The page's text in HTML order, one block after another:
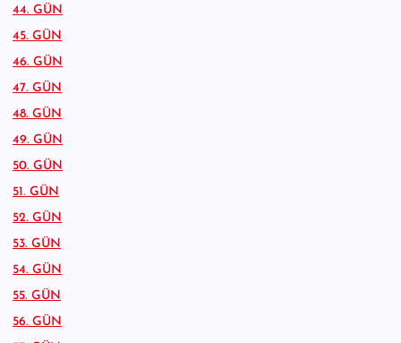
44. GÜN
45. GÜN
46. GÜN
47. GÜN
48. GÜN
49. GÜN
50. GÜN
51. GÜN
52. GÜN
53. GÜN
54. GÜN
55. GÜN
56. GÜN